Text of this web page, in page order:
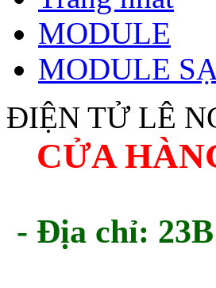
MODULE
MODULE
ĐIỆN TỬ LÊ
CỬA
- Địa chỉ: